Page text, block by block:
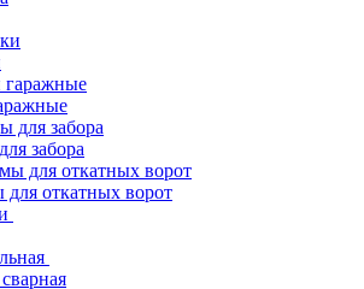
забора
откатных ворот